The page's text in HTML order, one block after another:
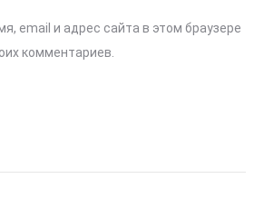
email и адрес сайта в этом браузере
комментариев.